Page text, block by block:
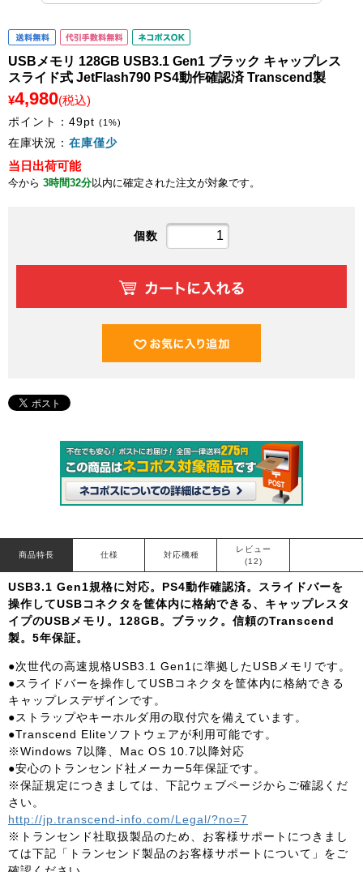
USBメモリ 128GB USB3.1 Gen1 ブラック キャップレス
スライド式 JetFlash790 PS4動作確認済 Transcend製
¥4,980(税込)
ポイント： 49pt (1%)
在庫状況： 在庫僅少
当日出荷可能
今から 3時間32分以内に確定された注文が対象です。
個数
商品特長 仕様 対応機種
レビュー
(12)
USB3.1 Gen1規格に対応。PS4動作確認済。スライドバーを
操作してUSBコネクタを筐体内に格納できる、キャップレスタ
イプのUSBメモリ。128GB。ブラック。信頼のTranscend
製。5年保証。
●次世代の高速規格USB3.1 Gen1に準拠したUSBメモリです。
●スライドバーを操作してUSBコネクタを筐体内に格納できる
キャップレスデザインです。
●ストラップやキーホルダ用の取付穴を備えています。
●Transcend Eliteソフトウェアが利用可能です。
※Windows 7以降、Mac OS 10.7以降対応
●安心のトランセンド社メーカー5年保証です。
※保証規定につきましては、下記ウェブページからご確認くだ
さい。
http://jp.transcend-info.com/Legal/?no=7
※トランセンド社取扱製品のため、お客様サポートにつきまし
ては下記「トランセンド製品のお客様サポートについて」をご